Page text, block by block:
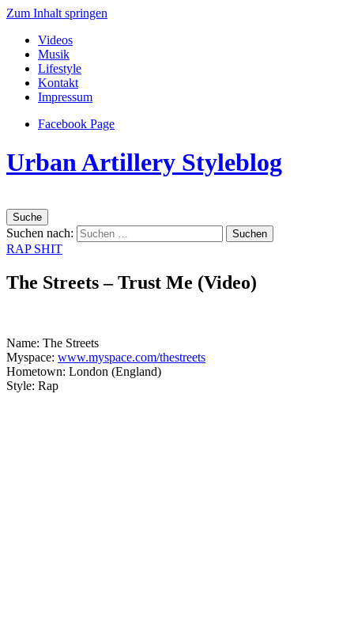
Zum Inhalt springen
Videos
Musik
Lifestyle
Kontakt
Impressum
Facebook Page
Urban Artillery Styleblog
Suche
Suchen nach:
RAP SHIT
The Streets – Trust Me (Video)
Name: The Streets
Myspace: www.myspace.com/thestreets
Hometown: London (England)
Style: Rap